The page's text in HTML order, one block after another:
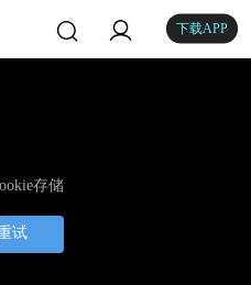
下载APP
存储
试